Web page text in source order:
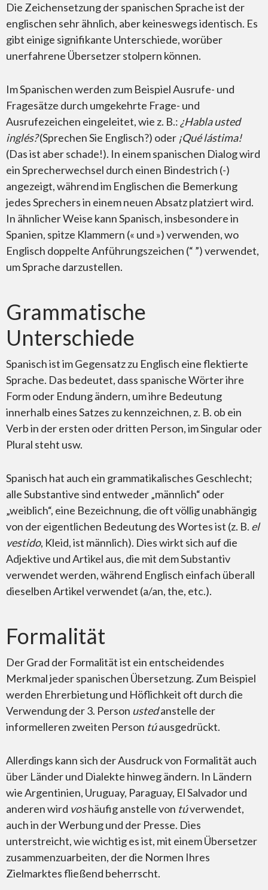
Die Zeichensetzung der spanischen Sprache ist der
englischen sehr ähnlich, aber keineswegs identisch. Es
gibt einige signifikante Unterschiede, worüber
unerfahrene Übersetzer stolpern können.
Im Spanischen werden zum Beispiel Ausrufe- und
Fragesätze durch umgekehrte Frage- und
Ausrufezeichen eingeleitet, wie z. B.: ¿Habla usted
inglés?(Sprechen Sie Englisch?) oder ¡Qué lástima!
(Das ist aber schade!). In einem spanischen Dialog wird
ein Sprecherwechsel durch einen Bindestrich (-)
angezeigt, während im Englischen die Bemerkung
jedes Sprechers in einem neuen Absatz platziert wird.
In ähnlicher Weise kann Spanisch, insbesondere in
Spanien, spitze Klammern (« und ») verwenden, wo
Englisch doppelte Anführungszeichen (“ ”) verwendet,
um Sprache darzustellen.
Grammatische
Unterschiede
Spanisch ist im Gegensatz zu Englisch eine flektierte
Sprache. Das bedeutet, dass spanische Wörter ihre
Form oder Endung ändern, um ihre Bedeutung
innerhalb eines Satzes zu kennzeichnen, z. B. ob ein
Verb in der ersten oder dritten Person, im Singular oder
Plural steht usw.
Spanisch hat auch ein grammatikalisches Geschlecht;
alle Substantive sind entweder „männlich“ oder
„weiblich“, eine Bezeichnung, die oft völlig unabhängig
von der eigentlichen Bedeutung des Wortes ist (z. B. el
vestido, Kleid, ist männlich). Dies wirkt sich auf die
Adjektive und Artikel aus, die mit dem Substantiv
verwendet werden, während Englisch einfach überall
dieselben Artikel verwendet (a/an, the, etc.).
Formalität
Der Grad der Formalität ist ein entscheidendes
Merkmal jeder spanischen Übersetzung. Zum Beispiel
werden Ehrerbietung und Höflichkeit oft durch die
Verwendung der 3. Person ustedanstelle der
informelleren zweiten Person túausgedrückt.
Allerdings kann sich der Ausdruck von Formalität auch
über Länder und Dialekte hinweg ändern. In Ländern
wie Argentinien, Uruguay, Paraguay, El Salvador und
anderen wird voshäufig anstelle von túverwendet,
auch in der Werbung und der Presse. Dies
unterstreicht, wie wichtig es ist, mit einem Übersetzer
zusammenzuarbeiten, der die Normen Ihres
Zielmarktes fließend beherrscht.